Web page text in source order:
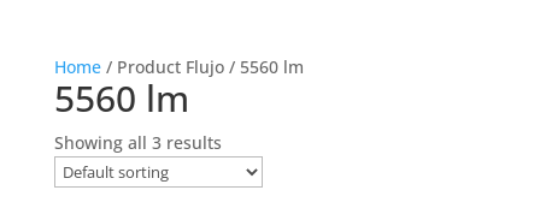
Home/ Product Flujo / 5560 lm
5560 lm
Showing all 3 results